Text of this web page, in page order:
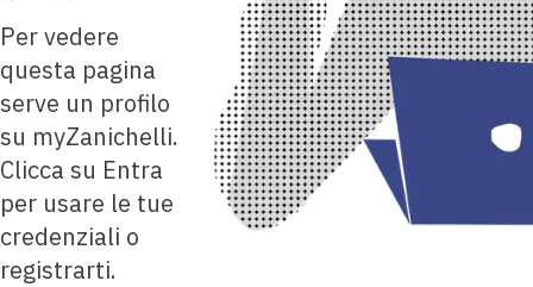
Per vedere
questa pagina
serve un profilo
su myZanichelli.
Clicca su Entra
per usare le tue
credenziali o
registrarti.